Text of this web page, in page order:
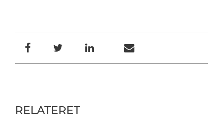
RELATERET